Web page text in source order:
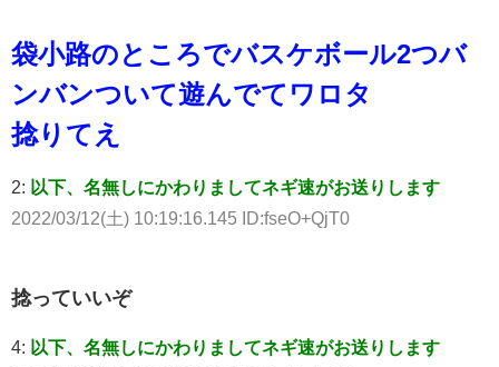
袋小路のところでバスケボール2つバ
ンバンついて遊んでてワロタ
捻りてえ
2: 以下、名無しにかわりましてネギ速がお送りします
2022/03/12(土) 10:19:16.145 ID:fseO+QjT0
捻っていいぞ
4: 以下、名無しにかわりましてネギ速がお送りします